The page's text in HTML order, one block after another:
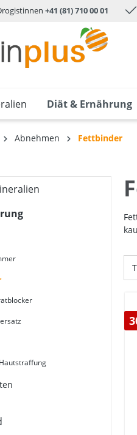
springen
+41 (81) 710 00 01
Diät & Ernährung
Abnehmen Fettbinder